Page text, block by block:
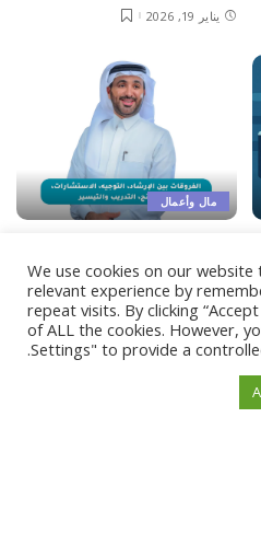
يناير 19, 2026
مال وأعمال
الاستشارات، الكوتشنج،
التدريب والتيسير
أكتوبر 25, 2025
We use cookies on our
relevant experience by
repeat visits. By clicking
of ALL the cookies. However,
Settings" to provide a